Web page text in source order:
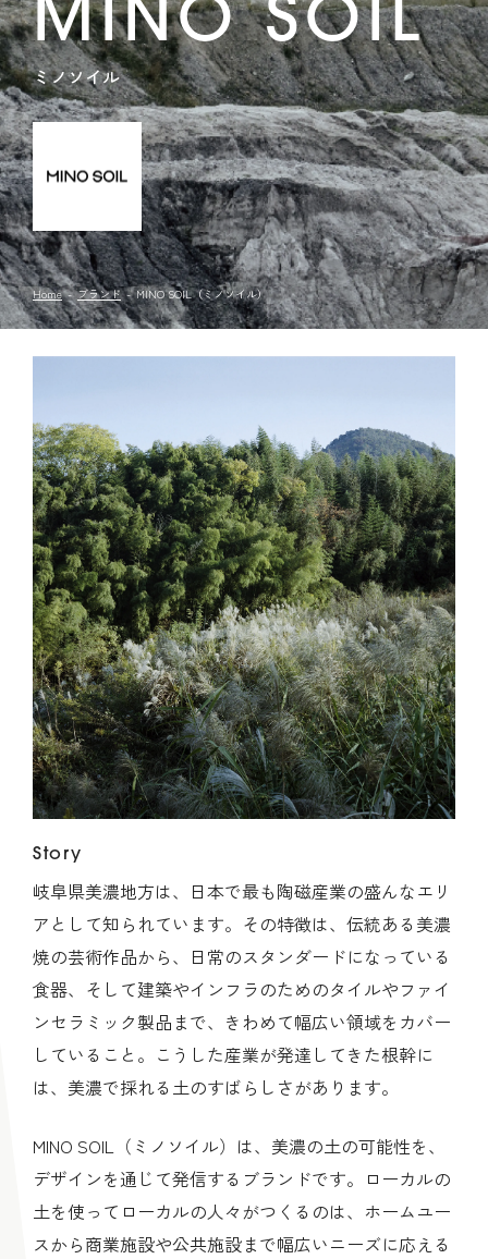
MINO SOIL
ミノソイル
Home ブランド MINO SOIL（ミノソイル）
Story
岐阜県美濃地方は、日本で最も陶磁産業の盛んなエリ
アとして知られています。その特徴は、伝統ある美濃
焼の芸術作品から、日常のスタンダードになっている
食器、そして建築やインフラのためのタイルやファイ
ンセラミック製品まで、きわめて幅広い領域をカバー
していること。こうした産業が発達してきた根幹に
は、美濃で採れる土のすばらしさがあります。
MINO SOIL（ミノソイル）は、美濃の土の可能性を、
デザインを通じて発信するブランドです。ローカルの
土を使ってローカルの人々がつくるのは、ホームユー
スから商業施設や公共施設まで幅広いニーズに応える